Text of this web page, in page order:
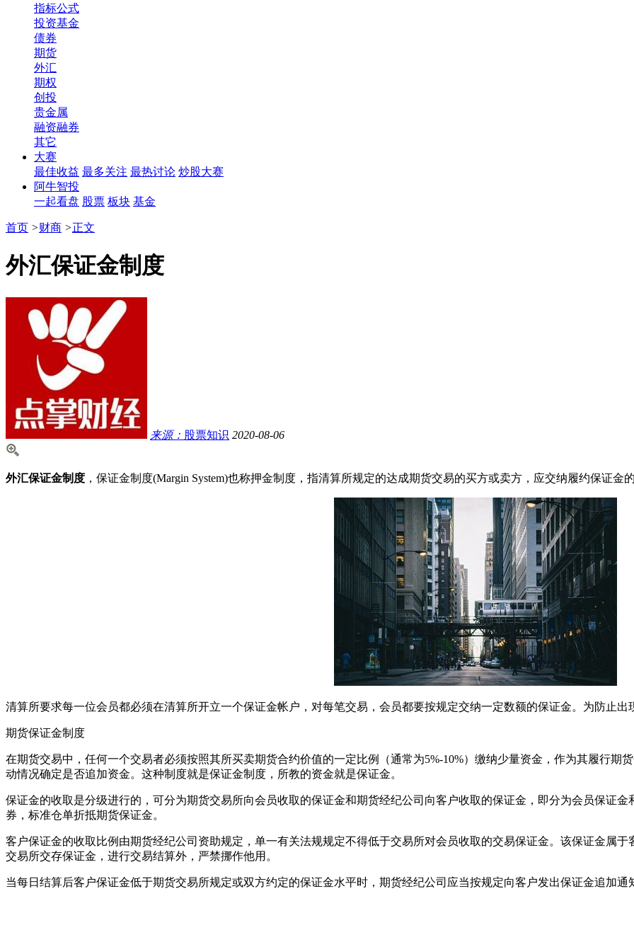
指标公式
投资基金
债券
期货
外汇
期权
创投
贵金属
融资融券
其它
大赛
最佳收益 最多关注 最热讨论 炒股大赛
阿牛智投
一起看盘 股票 板块 基金
首页 >财商 >正文
​外汇保证金制度
来源： 股票知识 2020-08-06
外汇保证金制度 ，保证金制度(Margin System)也称押金制度，指清算所规定的达成期货交易的买方或卖方，应交纳履约保证金
清算所要求每一位会员都必须在清算所开立一个保证金帐户，对每笔交易，会员都要按规定交纳一定数额的保证金。为防止
期货保证金制度
在期货交易中，任何一个交易者必须按照其所买卖期货合约价值的一定比例（通常为5%-10%）缴纳少量资金，作为其履行期
动情况确定是否追加资金。这种制度就是保证金制度，所教的资金就是保证金。
保证金的收取是分级进行的，可分为期货交易所向会员收取的保证金和期货经纪公司向客户收取的保证金，即分为会员保证
券，标准仓单折抵期货保证金。
客户保证金的收取比例由期货经纪公司资助规定，单一有关法规规定不得低于交易所对会员收取的交易保证金。该保证金属
交易所交存保证金，进行交易结算外，严禁挪作他用。
当每日结算后客户保证金低于期货交易所规定或双方约定的保证金水平时，期货经纪公司应当按规定向客户发出保证金追加